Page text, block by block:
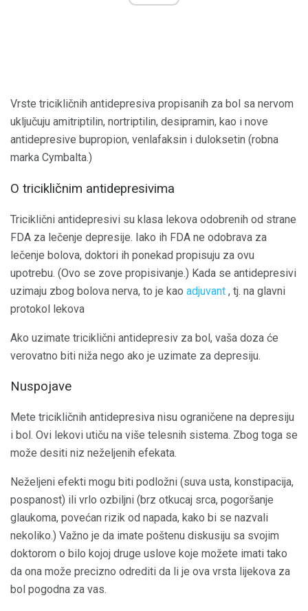
Vrste tricikličnih antidepresiva propisanih za bol sa nervom
uključuju amitriptilin, nortriptilin, desipramin, kao i nove
antidepresive bupropion, venlafaksin i duloksetin (robna
marka Cymbalta.)
O tricikličnim antidepresivima
Triciklični antidepresivi su klasa lekova odobrenih od strane
FDA za lečenje depresije. Iako ih FDA ne odobrava za
lečenje bolova, doktori ih ponekad propisuju za ovu
upotrebu. (Ovo se zove propisivanje.) Kada se antidepresivi
uzimaju zbog bolova nerva, to je kao adjuvant , tj. na glavni
protokol lekova
Ako uzimate triciklični antidepresiv za bol, vaša doza će
verovatno biti niža nego ako je uzimate za depresiju.
Nuspojave
Mete tricikličnih antidepresiva nisu ograničene na depresiju
i bol. Ovi lekovi utiču na više telesnih sistema. Zbog toga se
može desiti niz neželjenih efekata.
Neželjeni efekti mogu biti podložni (suva usta, konstipacija,
pospanost) ili vrlo ozbiljni (brz otkucaj srca, pogoršanje
glaukoma, povećan rizik od napada, kako bi se nazvali
nekoliko.) Važno je da imate poštenu diskusiju sa svojim
doktorom o bilo kojoj druge uslove koje možete imati tako
da ona može precizno odrediti da li je ova vrsta lijekova za
bol pogodna za vas.